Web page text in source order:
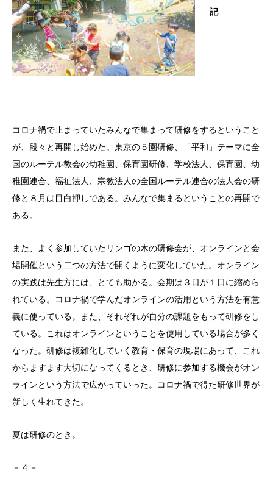
記
コロナ禍で止まっていたみんなで集まって研修をするということ
が、段々と再開し始めた。東京の５園研修、「平和」テーマに全
国のルーテル教会の幼稚園、保育園研修、学校法人、保育園、幼
稚園連合、福祉法人、宗教法人の全国ルーテル連合の法人会の研
修と８月は目白押しである。みんなで集まるということの再開で
ある。
また、よく参加していたリンゴの木の研修会が、オンラインと会
場開催という二つの方法で開くように変化していた。オンライン
の実践は先生方には、とても助かる。会期は３日が１日に縮めら
れている。コロナ禍で学んだオンラインの活用という方法を有意
義に使っている。また、それぞれが自分の課題をもって研修をし
ている。これはオンラインということを使用している場合が多く
なった。研修は複雑化していく教育・保育の現場にあって、これ
からますます大切になってくるとき、研修に参加する機会がオン
ラインという方法で広がっていった。コロナ禍で得た研修世界が
新しく生れてきた。
夏は研修のとき。
－４－